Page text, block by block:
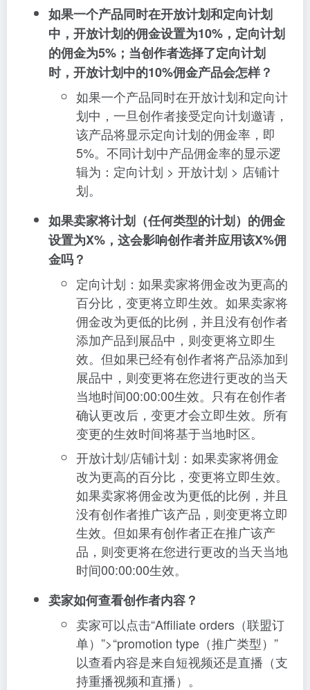
如果一个产品同时在开放计划和定向计划
中，开放计划的佣金设置为10%，定向计划
的佣金为5%；当创作者选择了定向计划
时，开放计划中的10%佣金产品会怎样？
如果一个产品同时在开放计划和定向计
划中，一旦创作者接受定向计划邀请，
该产品将显示定向计划的佣金率，即
5%。不同计划中产品佣金率的显示逻
辑为：定向计划 > 开放计划 > 店铺计
划。
如果卖家将计划（任何类型的计划）的佣金
设置为X%，这会影响创作者并应用该X%佣
金吗？
定向计划：如果卖家将佣金改为更高的
百分比，变更将立即生效。如果卖家将
佣金改为更低的比例，并且没有创作者
添加产品到展品中，则变更将立即生
效。但如果已经有创作者将产品添加到
展品中，则变更将在您进行更改的当天
当地时间00:00:00生效。只有在创作者
确认更改后，变更才会立即生效。所有
变更的生效时间将基于当地时区。
开放计划/店铺计划：如果卖家将佣金
改为更高的百分比，变更将立即生效。
如果卖家将佣金改为更低的比例，并且
没有创作者推广该产品，则变更将立即
生效。但如果有创作者正在推广该产
品，则变更将在您进行更改的当天当地
时间00:00:00生效。
卖家如何查看创作者内容？
卖家可以点击“Affiliate orders（联盟订
单）”>“promotion type（推广类型）”
以查看内容是来自短视频还是直播（支
持重播视频和直播）。